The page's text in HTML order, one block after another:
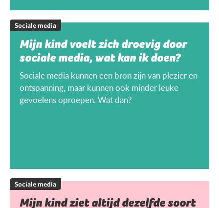
Sociale media
Mijn kind voelt zich droevig door
sociale media, wat kan ik doen?
Sociale media kunnen een bron zijn van plezier en
ontspanning, maar kunnen ook minder leuke
gevoelens oproepen. Wat dan?
Sociale media
Mijn kind ziet altijd dezelfde soort